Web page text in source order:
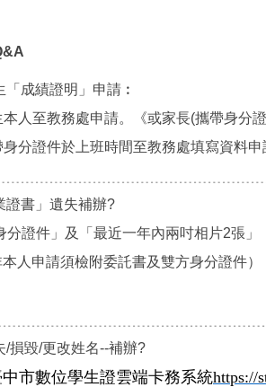
成績證明」申請︰
人至教務處申請。《或家長(攜帶身分
證件於上班時間至教務處填寫資料申
證書」遺失補辦?
分證件」及「最近一年內兩吋相片2張
申請須檢附委託書及雙方身分證件）
/損毀/更改姓名--補辦?
市數位學生證雲端卡務系統https://